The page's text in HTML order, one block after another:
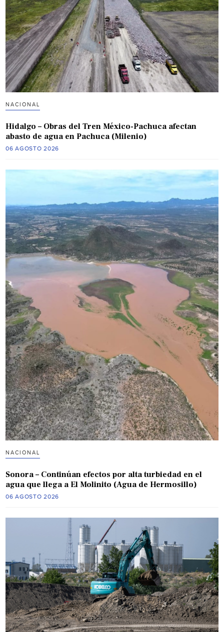
NACIONAL
Hidalgo – Obras del Tren México-Pachuca afectan
abasto de agua en Pachuca (Milenio)
06 AGOSTO 2026
NACIONAL
Sonora – Continúan efectos por alta turbiedad en el
agua que llega a El Molinito (Agua de Hermosillo)
06 AGOSTO 2026